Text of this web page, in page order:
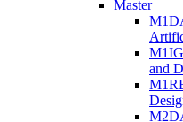
Master
and